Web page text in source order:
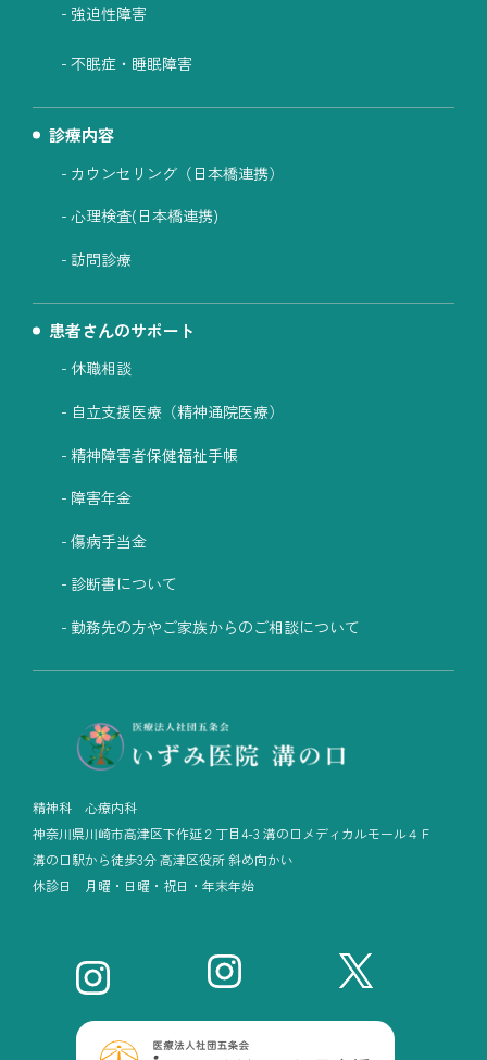
強迫性障害
不眠症・睡眠障害
診療内容
カウンセリング（日本橋連携）
心理検査(日本橋連携)
訪問診療
患者さんのサポート
休職相談
自立支援医療（精神通院医療）
精神障害者保健福祉手帳
障害年金
傷病手当金
診断書について
勤務先の方やご家族からのご相談について
精神科 心療内科
神奈川県川崎市高津区下作延２丁目4-3 溝の口メディカルモール４Ｆ
溝の口駅から徒歩3分 高津区役所 斜め向かい
休診日 月曜・日曜・祝日・年末年始